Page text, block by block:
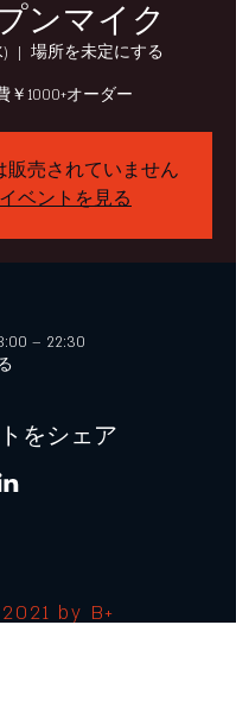
ンマイク
  |
場所を未定にする
￥1000+オーダー
販売されていません
ベントを見る
– 22:30
をシェア
by B+